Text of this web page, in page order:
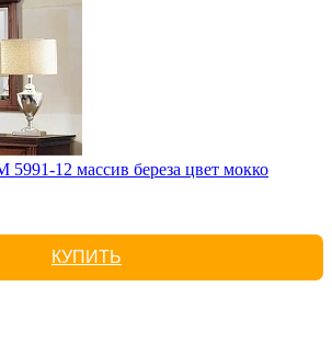
12 массив береза цвет мокко
КУПИТЬ